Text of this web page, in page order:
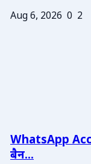
Aug 6, 2026 0 2
WhatsApp
बैन...